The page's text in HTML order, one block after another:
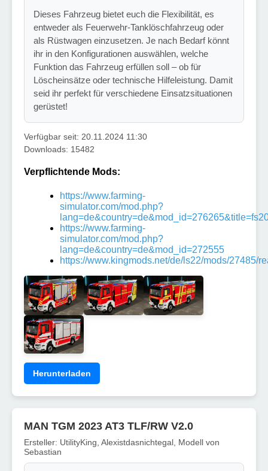
Dieses Fahrzeug bietet euch die Flexibilität, es
entweder als Feuerwehr-Tanklöschfahrzeug oder
als Rüstwagen einzusetzen. Je nach Bedarf könnt
ihr in den Konfigurationen auswählen, welche
Funktion das Fahrzeug erfüllen soll – ob für
Löscheinsätze oder technische Hilfeleistung. Damit
seid ihr perfekt für verschiedene Einsatzsituationen
gerüstet!
Verfügbar seit: 20.11.2024 11:30
Downloads: 15482
Verpflichtende Mods:
https://www.farming-
simulator.com/mod.php?
https://www.farming-
simulator.com/mod.php?
lang=de&country=de&mod_id=272555
https://www.kingmods.net/de/ls22/mods/27485/
Herunterladen
MAN TGM 2023 AT3 TLF/RW V2.0
Ersteller: UtilityKing, Alexistdasnichtegal, Modell von
Sebastian